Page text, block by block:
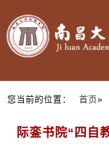
您当前的位置： 首页»
际銮书院“四自